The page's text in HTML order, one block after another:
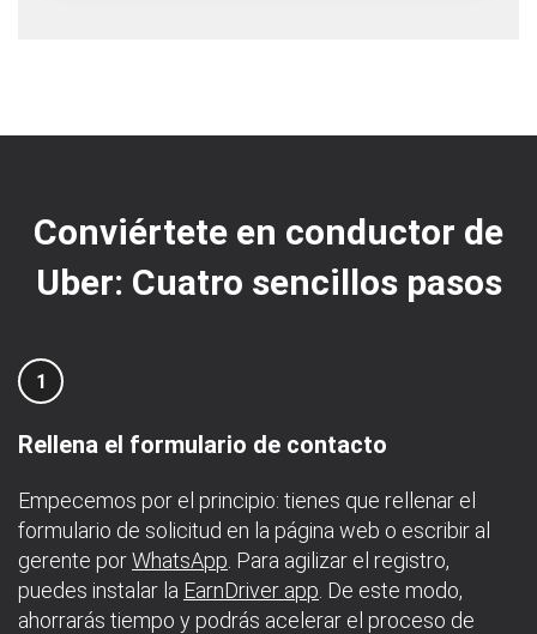
Conviértete en conductor de
Uber: Cuatro sencillos pasos
1
Rellena el formulario de contacto
Empecemos por el principio: tienes que rellenar el
formulario de solicitud en la página web o escribir al
gerente porWhatsApp . Para agilizar el registro,
puedes instalar la EarnDriver app . De este modo,
ahorrarás tiempo y podrás acelerar el proceso de